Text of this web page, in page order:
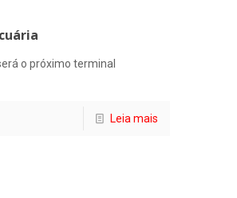
o próximo terminal
Leia mais